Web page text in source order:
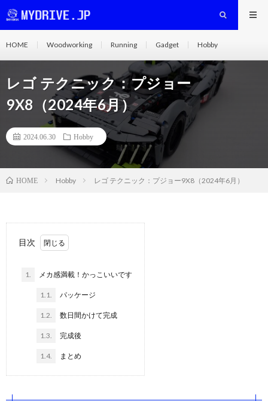
HOME Woodworking Running Gadget Hobby
レゴ テクニック：プジョー
9X8（2024年6月）
2024.06.30 Hobby
HOME Hobby レゴ テクニック：プジョー9X8（2024年6月）
目次
1. メカ感満載！かっこいいです
1.1. パッケージ
1.2. 数日間かけて完成
1.3. 完成後
1.4. まとめ